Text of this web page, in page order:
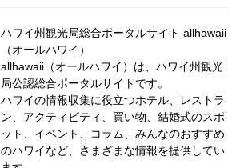
ハワイ州観光局総合ポータルサイト allhawaii
（オールハワイ）
allhawaii（オールハワイ）は、ハワイ州観光
局公認総合ポータルサイトです。
ハワイの情報収集に役立つホテル、レストラ
ン、アクティビティ、買い物、結婚式のスポ
ット、イベント、コラム、みんなのおすすめ
のハワイなど、さまざまな情報を提供してい